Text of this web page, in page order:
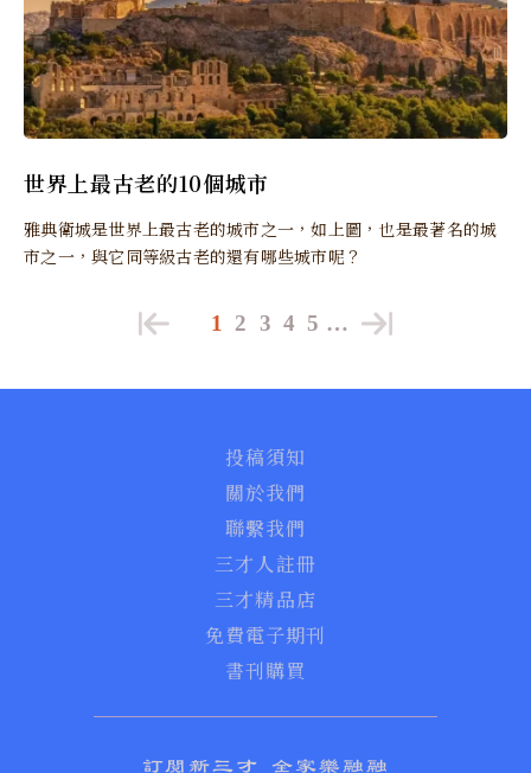
世界上最古老的10個城市
雅典衛城是世界上最古老的城市之一，如上圖，也是最著名的城
市之一，與它同等級古老的還有哪些城市呢？
1 2 3 4 5 …
投稿須知
關於我們
聯繫我們
三才人註冊
三才精品店
免費電子期刊
書刊購買
訂閱新三才 全家樂融融